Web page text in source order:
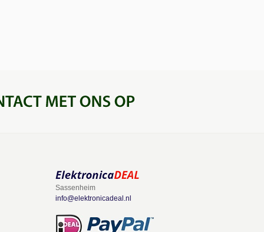
Sassenheim
info@elektronicadeal.nl